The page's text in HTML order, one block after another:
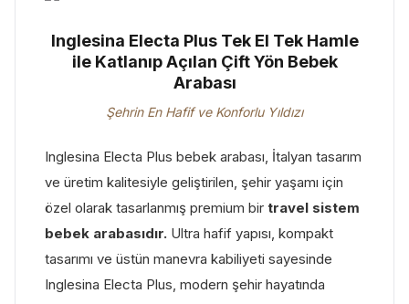
Inglesina Electa Plus Tek El Tek Hamle
ile Katlanıp Açılan Çift Yön Bebek
Arabası
Şehrin En Hafif ve Konforlu Yıldızı
Inglesina Electa Plus bebek arabası, İtalyan tasarım
ve üretim kalitesiyle geliştirilen, şehir yaşamı için
özel olarak tasarlanmış premium bir travel sistem
bebek arabasıdır. Ultra hafif yapısı, kompakt
tasarımı ve üstün manevra kabiliyeti sayesinde
Inglesina Electa Plus, modern şehir hayatında